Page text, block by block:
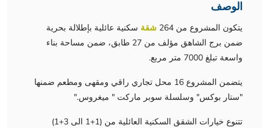
الوصف
يتكون المشروع من 264 شقة سكنية عائلية بإطلالة بحرية
ضمن برج الشاهق مؤلف من 27 طابق، ضمن مساحة بناء
واسعة تبلغ 7000 متر مربع.
يتضمن المشروع 16 محل تجاري راقي ومقهى ومطعم ضمنها
"ستار بوكس" وسلسلة سوبر ماركت " ميغروس."
تتنوع خيارات الشقق السكنية العائلية من (1+1 الى 3+1)